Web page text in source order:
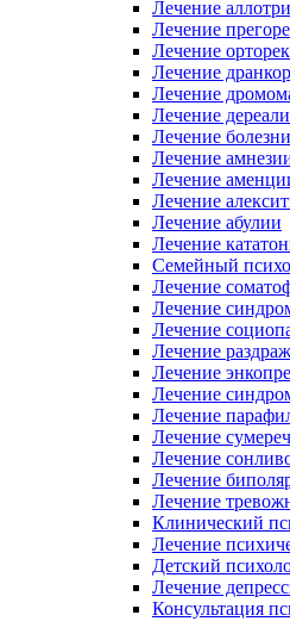
Лечение
Лечение
Лечение
Лечение
Лечение
Лечение
Лечение
Лечение
Лечение
Лечение
Лечение абулии
Лечение
Семейный
Лечение
Лечение
Лечение
Лечение
Лечение
Лечение
Лечение
Лечение
Лечение
Лечение
Лечение
Клинический
Лечение
Детский
Лечение
Консультация